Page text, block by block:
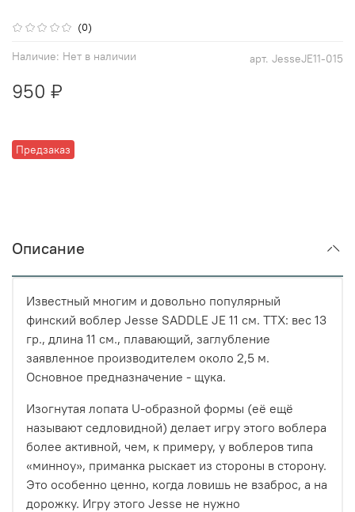
(0)
арт. JesseJE11-015
Наличие: Нет в наличии
Предзаказ
950 ₽
Описание
Известный многим и довольно популярный
финский воблер Jesse SADDLE JE 11 см. ТТХ: вес 13
гр., длина 11 см., плавающий, заглубление
заявленное производителем около 2,5 м.
Основное предназначение - щука.
Изогнутая лопата U-образной формы (её ещё
называют седловидной) делает игру этого воблера
более активной, чем, к примеру, у воблеров типа
«минноу», приманка рыскает из стороны в сторону.
Это особенно ценно, когда ловишь не взаброс, а на
дорожку. Игру этого Jesse не нужно